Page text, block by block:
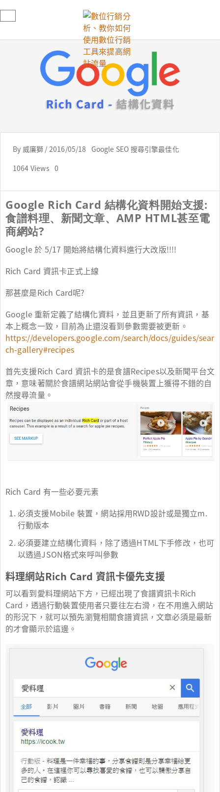
By 威廉獅 / 2016/05/18
Google SEO 搜尋引擎最佳化
1064 Views 0
Google Rich Card 結構化資料開始支援:
食譜料理、新聞文章、AMP HTML甚至電
商網站?
Google 於 5/17 開始將結構化資料進行大改版!!!!
Rich Card 資訊卡正式上線
那甚麼是Rich Card呢?
Google 重新定義了結構化資料，並且更新了所有資訊，基
本上概念一致，目前為止還沒看到參數需要被更新。
https://developers.google.com/search/docs/guides/sear
ch-gallery#recipes
首先支援Rich Card 資訊卡的是食譜Recipes以及新聞平台文
章，意味著關於食譜網站網站會從手機裝置上獲得不錯的自
然搜尋流量。
Rich Card 有一些必要元素
必須支援Mobile 裝置，網站採用RWD設計或是獨立m.
行動版本
必須要建立結構化資料，除了透過HTML下手修改，也可
以透過JSON格式來呼叫參數
料理網站Rich Card 資訊卡優先支援
可以看到愛料理網站下方，已經出現了食譜資訊卡Rich
Card，透過行動裝置使用者只要往左右滑，在不用進入網站
的形況下，就可以預先瀏覽相關食譜資訊，文章必須是最新
的才會顯示於這邊。